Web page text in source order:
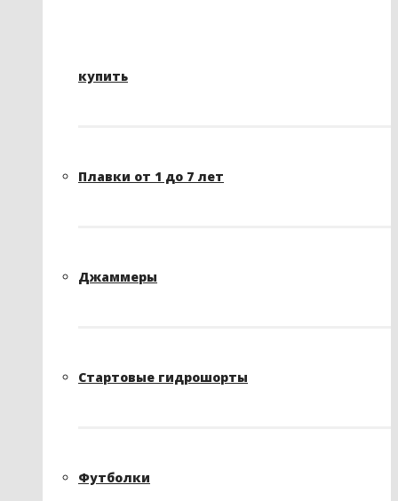
купить
Плавки от 1 до 7 лет
Джаммеры
Стартовые гидрошорты
Футболки